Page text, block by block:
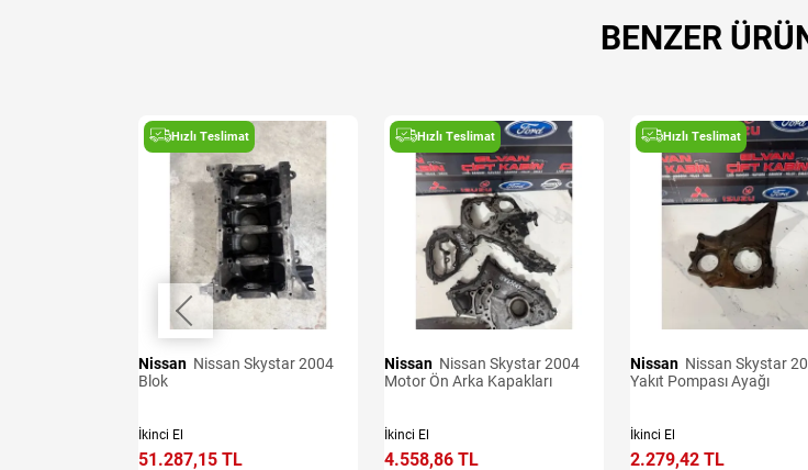
BENZER
Hızlı Teslimat
Nissan
Blok
İkinci El
51.287,15 TL
Hızlı Teslimat
Nissan
Motor Ön Arka Kapakları
İkinci El
4.558,86 TL
Hızlı Teslimat
Nissan
Yakıt Pompası Ayağı
İkinci El
2.279,42 TL